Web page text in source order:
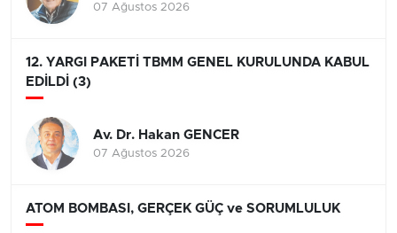
07 Ağustos 2026
12. YARGI PAKETİ TBMM GENEL KURULUNDA KABUL
EDİLDİ (3)
Av. Dr. Hakan GENCER
07 Ağustos 2026
ATOM BOMBASI, GERÇEK GÜÇ ve SORUMLULUK